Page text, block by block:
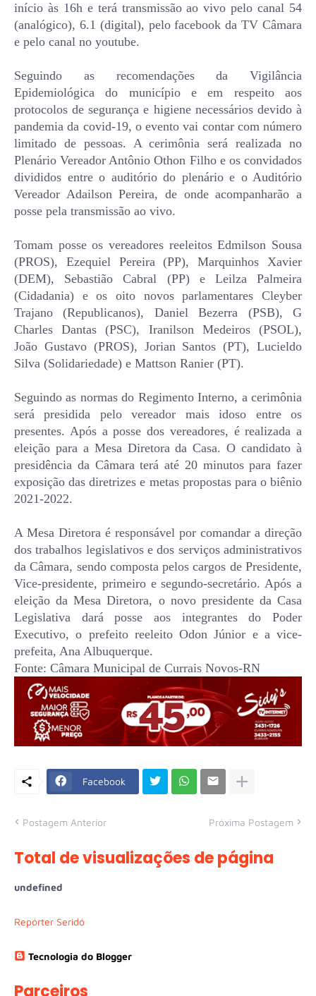
início às 16h e terá transmissão ao vivo pelo canal 54
(analógico), 6.1 (digital), pelo facebook da TV Câmara
e pelo canal no youtube.
Seguindo as recomendações da Vigilância
Epidemiológica do município e em respeito aos
protocolos de segurança e higiene necessários devido à
pandemia da covid-19, o evento vai contar com número
limitado de pessoas. A cerimônia será realizada no
Plenário Vereador Antônio Othon Filho e os convidados
divididos entre o auditório do plenário e o Auditório
Vereador Adailson Pereira, de onde acompanharão a
posse pela transmissão ao vivo.
Tomam posse os vereadores reeleitos Edmilson Sousa
(PROS), Ezequiel Pereira (PP), Marquinhos Xavier
(DEM), Sebastião Cabral (PP) e Leilza Palmeira
(Cidadania) e os oito novos parlamentares Cleyber
Trajano (Republicanos), Daniel Bezerra (PSB), G
Charles Dantas (PSC), Iranilson Medeiros (PSOL),
João Gustavo (PROS), Jorian Santos (PT), Lucieldo
Silva (Solidariedade) e Mattson Ranier (PT).
Seguindo as normas do Regimento Interno, a cerimônia
será presidida pelo vereador mais idoso entre os
presentes. Após a posse dos vereadores, é realizada a
eleição para a Mesa Diretora da Casa. O candidato à
presidência da Câmara terá até 20 minutos para fazer
exposição das diretrizes e metas propostas para o biênio
2021-2022.
A Mesa Diretora é responsável por comandar a direção
dos trabalhos legislativos e dos serviços administrativos
da Câmara, sendo composta pelos cargos de Presidente,
Vice-presidente, primeiro e segundo-secretário. Após a
eleição da Mesa Diretora, o novo presidente da Casa
Legislativa dará posse aos integrantes do Poder
Executivo, o prefeito reeleito Odon Júnior e a vice-
prefeita, Ana Albuquerque.
Fonte: Câmara Municipal de Currais Novos-RN
Facebook
Postagem Anterior Próxima Postagem
Total de visualizações de página
undefned
Repórter Seridó
Tecnologia do Blogger
Parceiros